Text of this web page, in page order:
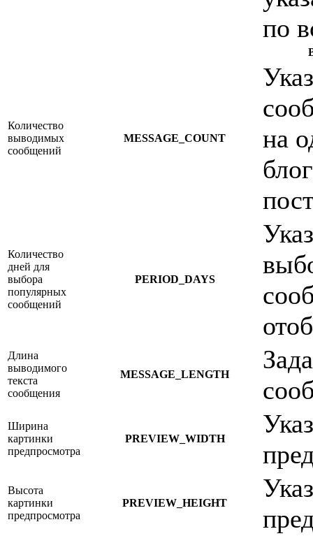
по
Количество
выводимых
сообщений
MESSAGE_COUNT
на
Количество
дней для
выбора
популярных
сообщений
PERIOD_DAYS
Длина
выводимого
текста
сообщения
MESSAGE_LENGTH
Ширина
картинки
предпросмотра
PREVIEW_WIDTH
Высота
картинки
предпросмотра
PREVIEW_HEIGHT